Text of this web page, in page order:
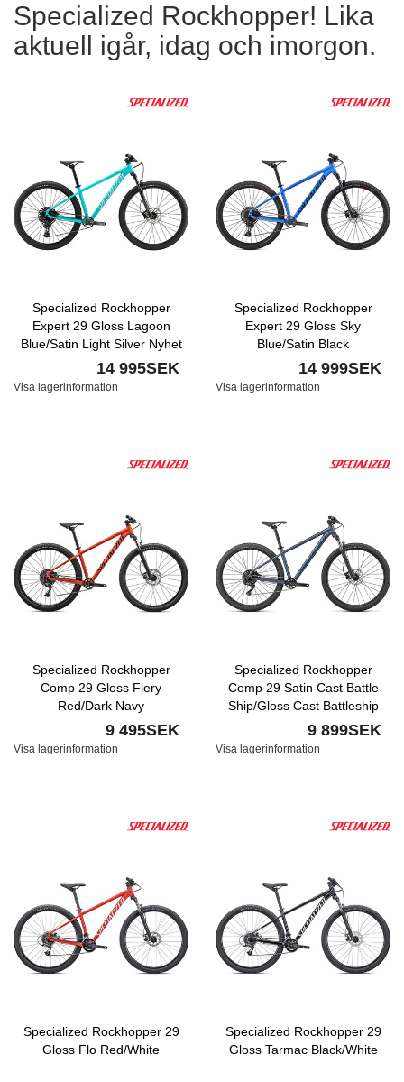
Specialized Rockhopper! Lika
aktuell igår, idag och imorgon.
Specialized Rockhopper
Expert 29 Gloss Lagoon
Blue/Satin Light Silver Nyhet
14 995SEK
Visa lagerinformation
Specialized Rockhopper
Expert 29 Gloss Sky
Blue/Satin Black
14 999SEK
Visa lagerinformation
Specialized Rockhopper
Comp 29 Gloss Fiery
Red/Dark Navy
9 495SEK
Visa lagerinformation
Specialized Rockhopper
Comp 29 Satin Cast Battle
Ship/Gloss Cast Battleship
9 899SEK
Visa lagerinformation
Specialized Rockhopper 29
Gloss Flo Red/White
Specialized Rockhopper 29
Gloss Tarmac Black/White